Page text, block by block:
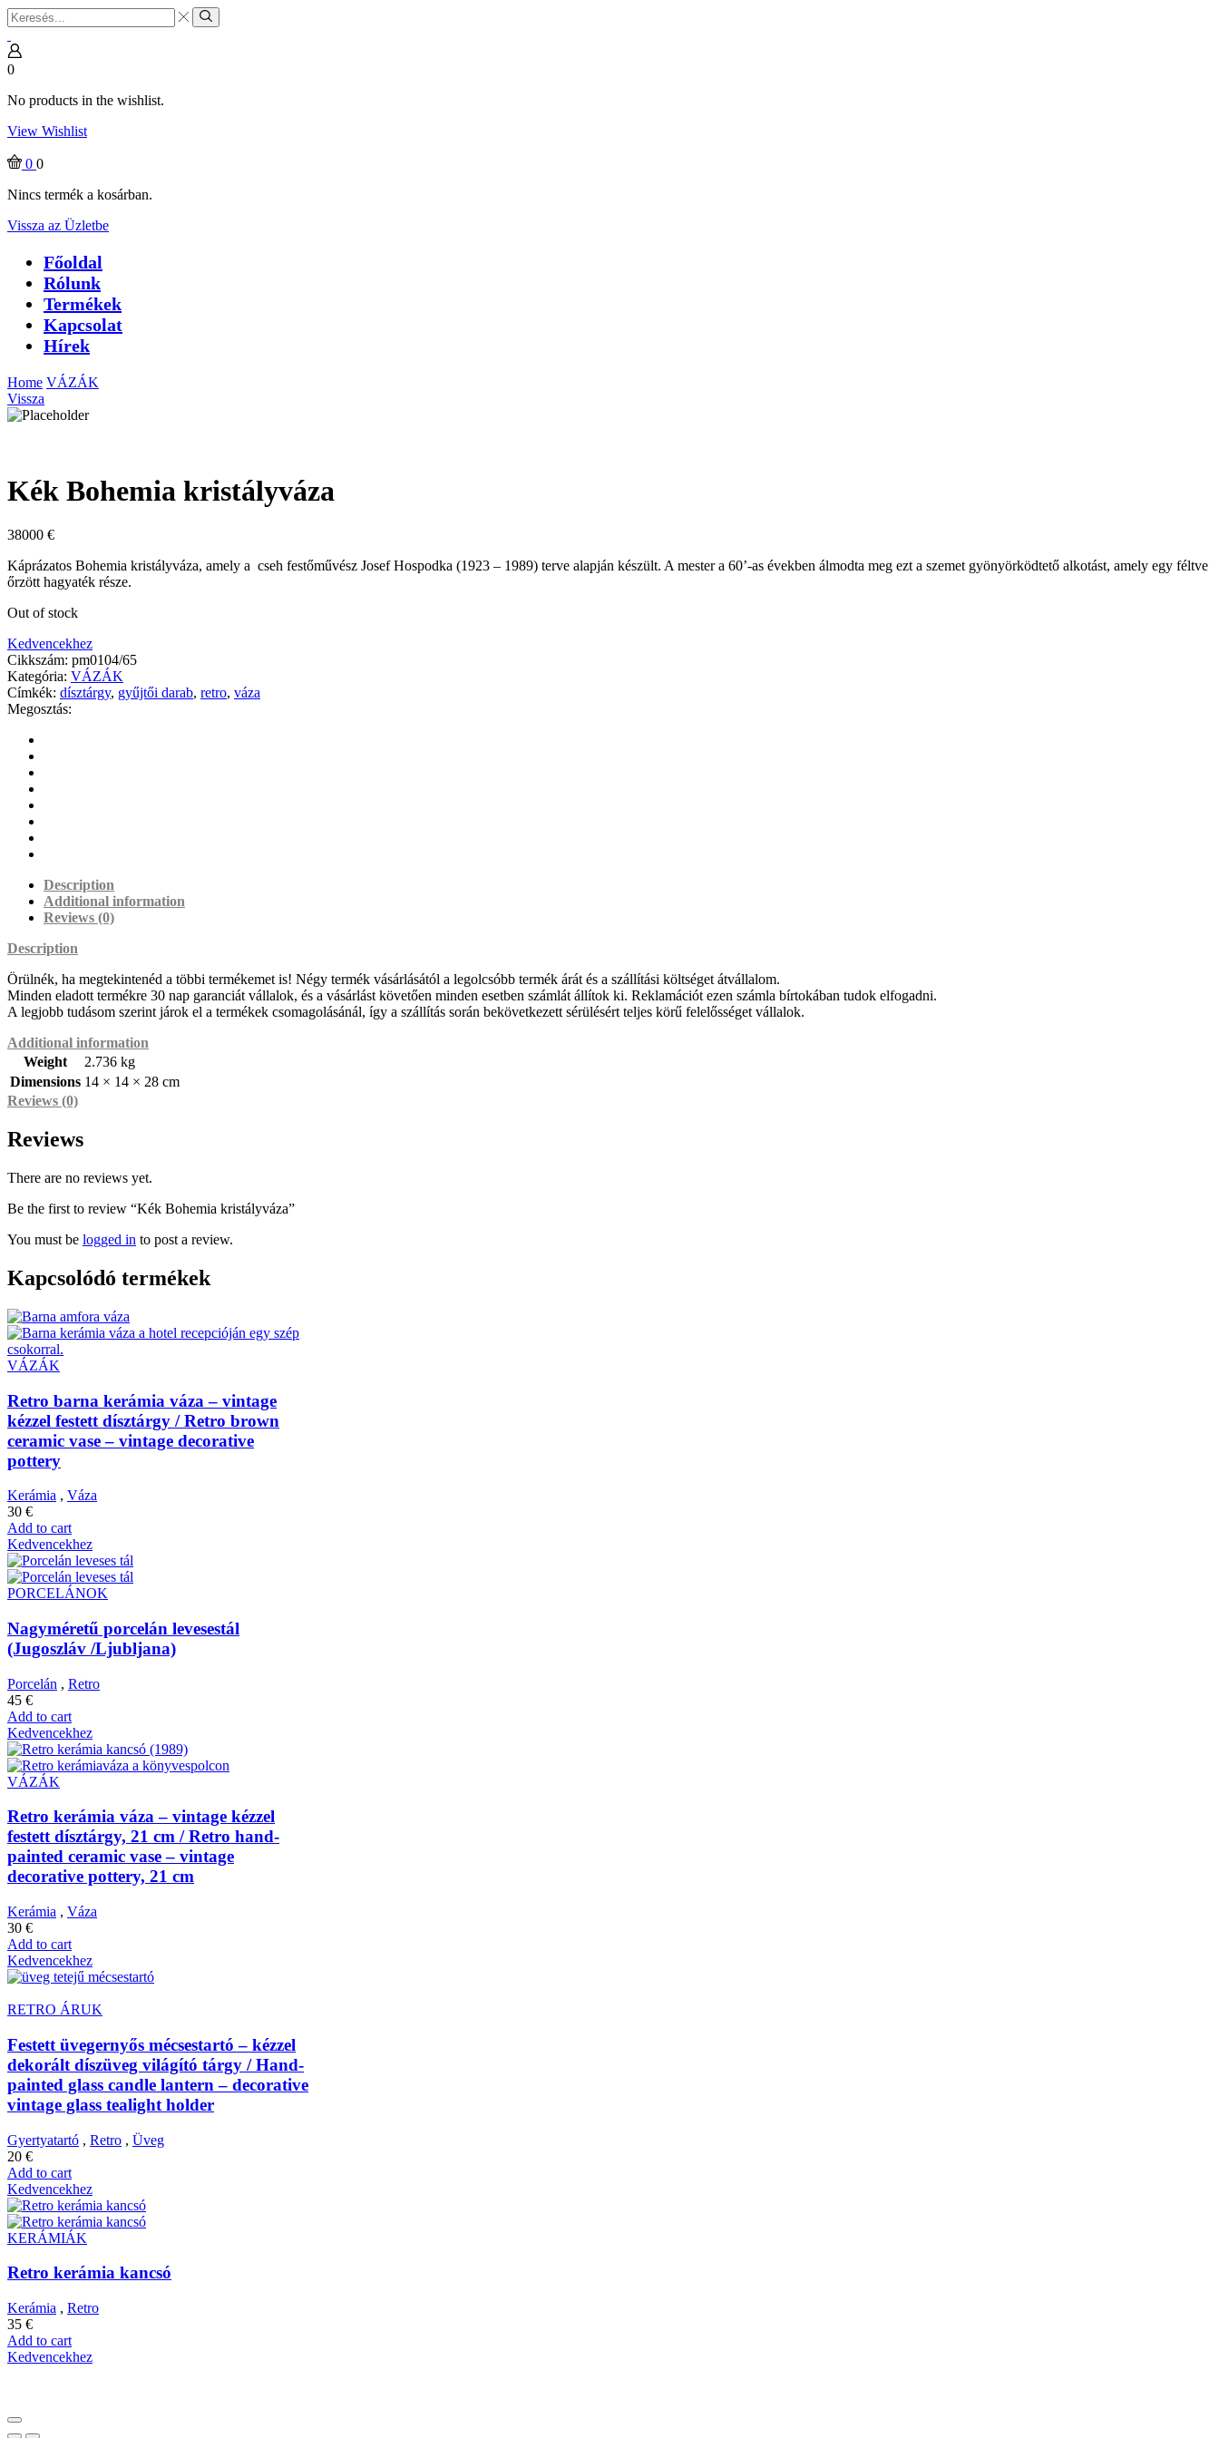
Search
input
Search
0
No products in the wishlist.
View Wishlist
0 0
Nincs termék a kosárban.
Vissza az Üzletbe
Főoldal
Rólunk
Termékek
Kapcsolat
Hírek
Home VÁZÁK
Vissza
Kék Bohemia kristályváza
38000 €
Káprázatos Bohemia kristályváza, amely a cseh festőművész Josef Hospodka (1923 – 1989) terve alapján készült. A mester a 60’-as években álmodta meg ezt a szemet gyönyörködtető alkotást, amely egy féltve
őrzött hagyaték része.
Out of stock
Kedvencekhez
Cikkszám: pm0104/65
Kategória: VÁZÁK
Címkék: dísztárgy, gyűjtői darab, retro, váza
Megosztás:
Description
Additional information
Reviews (0)
Description
Örülnék, ha megtekintenéd a többi termékemet is! Négy termék vásárlásától a legolcsóbb termék árát és a szállítási költséget átvállalom.
Minden eladott termékre 30 nap garanciát vállalok, és a vásárlást követően minden esetben számlát állítok ki. Reklamációt ezen számla bírtokában tudok elfogadni.
A legjobb tudásom szerint járok el a termékek csomagolásánál, így a szállítás során bekövetkezett sérülésért teljes körű felelősséget vállalok.
Additional information
Weight
2.736 kg
Dimensions 14 × 14 × 28 cm
Reviews (0)
Reviews
There are no reviews yet.
Be the first to review “Kék Bohemia kristályváza”
You must be logged in to post a review.
Kapcsolódó termékek
VÁZÁK
Retro barna kerámia váza – vintage
kézzel festett dísztárgy / Retro brown
ceramic vase – vintage decorative
pottery
Kerámia , Váza
30 €
Add to cart
Kedvencekhez
PORCELÁNOK
Nagyméretű porcelán levesestál
(Jugoszláv /Ljubljana)
Porcelán , Retro
45 €
Add to cart
Kedvencekhez
VÁZÁK
Retro kerámia váza – vintage kézzel
festett dísztárgy, 21 cm / Retro hand-
painted ceramic vase – vintage
decorative pottery, 21 cm
Kerámia , Váza
30 €
Add to cart
Kedvencekhez
RETRO ÁRUK
Festett üvegernyős mécsestartó – kézzel
dekorált díszüveg világító tárgy / Hand-
painted glass candle lantern – decorative
vintage glass tealight holder
Gyertyatartó , Retro , Üveg
20 €
Add to cart
Kedvencekhez
KERÁMIÁK
Retro kerámia kancsó
Kerámia , Retro
35 €
Add to cart
Kedvencekhez